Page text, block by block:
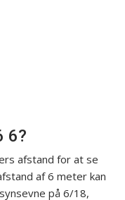
6?
afstand for at se
af 6 meter kan
på 6/18,